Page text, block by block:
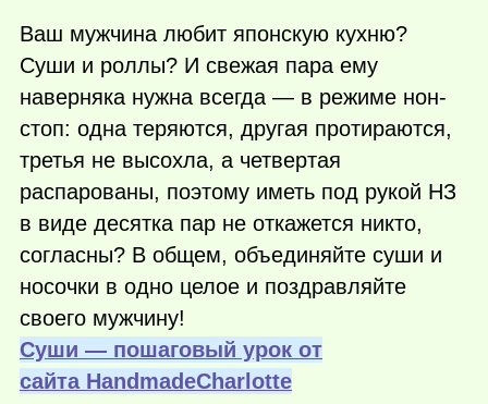
Ваш мужчина любит японскую кухню?
Суши и роллы? И свежая пара ему
наверняка нужна всегда — в режиме нон-
стоп: одна теряются, другая протираются,
третья не высохла, а четвертая
распарованы, поэтому иметь под рукой НЗ
в виде десятка пар не откажется никто,
согласны? В общем, объединяйте суши и
носочки в одно целое и поздравляйте
своего мужчину!
Суши — пошаговый урок от
сайта НandmadeСharlotte